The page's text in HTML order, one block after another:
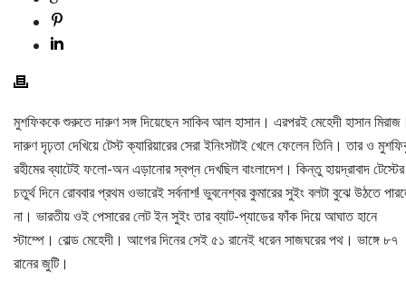
মুশফিককে শুরুতে দারুণ সঙ্গ দিয়েছেন সাকিব আল হাসান। এরপরই মেহেদী হাসান
দারুণ দৃঢ়তা দেখিয়ে টেস্ট ক্যারিয়ারের সেরা ইনিংসটাই খেলে ফেলেন তিনি। তার ও
রহীমের ব্যাটেই ফলো-অন এড়ানোর স্বপ্ন দেখছিল বাংলাদেশ। কিন্তু হায়দ্রাবাদ টেস্টের
চতুর্থ দিনে রোববার প্রথম ওভারেই সর্বনাশ! ভুবনেশ্বর কুমারের সুইং বলটা বুঝে উঠতে
না। ভারতীয় ওই পেসারের লেট ইন সুইং তার ব্যাট-প্যাডের ফাঁক দিয়ে আঘাত হানে
স্টাম্পে। বোল্ড মেহেদী। আগের দিনের সেই ৫১ রানেই ধরেন সাজঘরের পথ। ভাঙ্গে ৮৭
রানের জুটি।